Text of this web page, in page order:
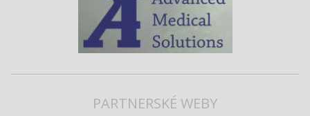
PARTNERSKÉ WEBY